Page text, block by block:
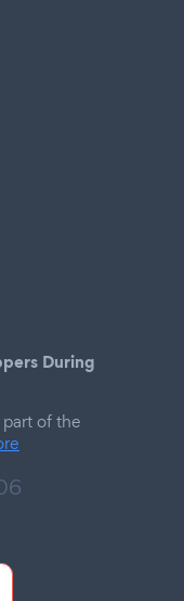
During
of the